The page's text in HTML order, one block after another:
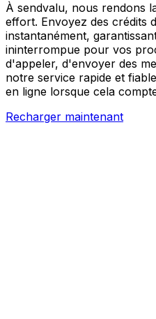
À sendvalu, nous rendons
effort. Envoyez des crédits
instantanément,
ininterrompue pour vos
d'appeler, d'envoyer des
notre service rapide et
en ligne lorsque cela
Recharger maintenant